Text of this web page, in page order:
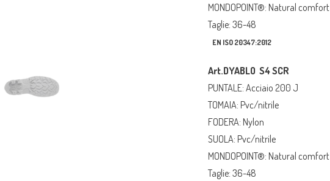
MONDOPOINT®: Natural comfort
Taglie: 36-48
EN ISO 20347:2012
Art.DYABLO S4 SCR
PUNTALE: Acciaio 200 J
TOMAIA: Pvc/nitrile
FODERA: Nylon
SUOLA: Pvc/nitrile
MONDOPOINT®: Natural comfort
Taglie: 36-48